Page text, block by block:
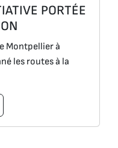
PORTÉE
Montpellier à
les routes à la